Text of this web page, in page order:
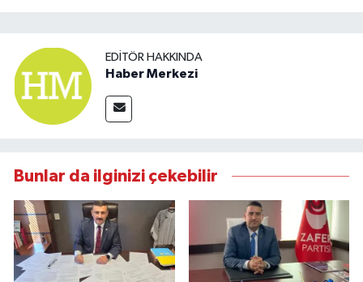
EDITÖR HAKKINDA
Haber Merkezi
Bunlar da ilginizi çekebilir